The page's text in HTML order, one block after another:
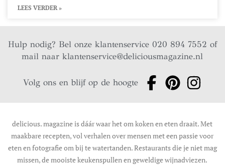
LEES VERDER »
Hulp nodig? Bel onze klantenservice 020 894 7552 of
mail naarklantenservice@deliciousmagazine.nl
Volg ons en blijf op de hoogte
delicious. magazine is dáár waar het om koken en eten draait. Met
maakbare recepten, vol verhalen over mensen met een passie voor
eten en fotografie om bij te watertanden. Restaurants die je niet mag
missen, de mooiste keukenspullen en geweldige wijnadviezen.